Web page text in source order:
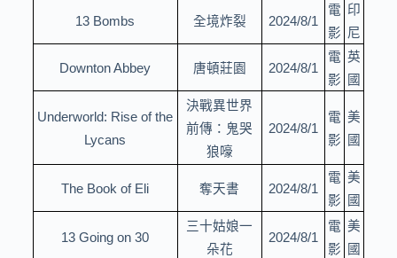
13 Bombs 全境炸裂 2024/8/1
電
影
印
尼
Downton Abbey 唐頓莊園 2024/8/1
電
影
英
國
Underworld: Rise of the
Lycans
決戰異世界
前傳：鬼哭
狼嚎
2024/8/1
電
影
美
國
The Book of Eli 奪天書 2024/8/1
電
影
美
國
13 Going on 30
三十姑娘一
朵花
2024/8/1
電
影
美
國